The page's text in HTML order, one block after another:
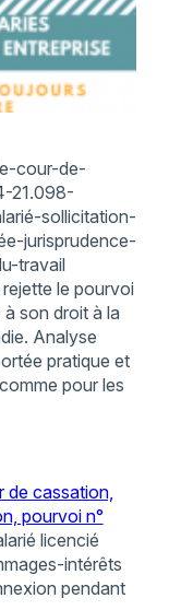
cour-de-
21.098-
sollicitation-
jurisprudence-
travail
le pourvoi
à son droit à la
Analyse
pratique et
pour les
de cassation,
pourvoi n°
licencié
intérêts
pendant